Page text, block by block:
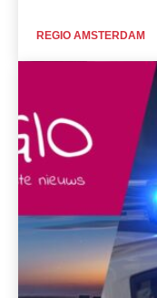
REGIO AMSTERDAM